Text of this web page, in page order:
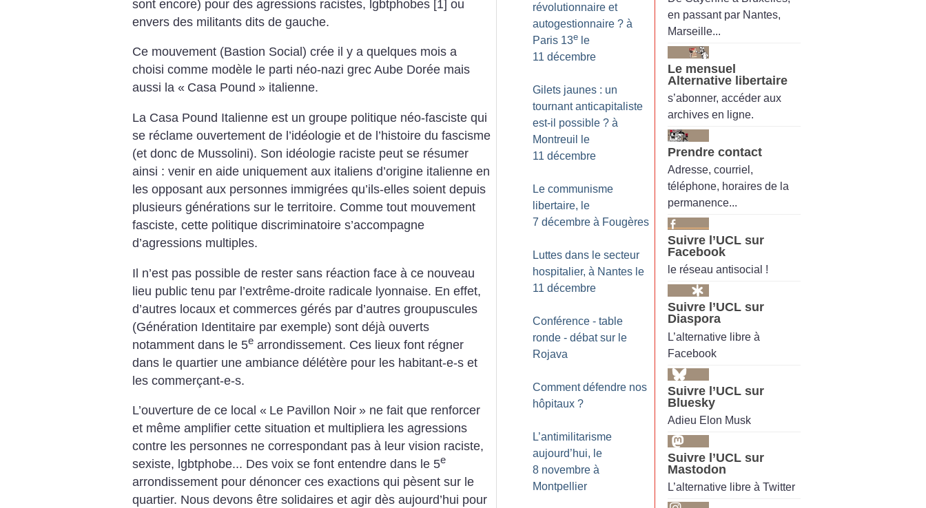
sont encore) pour des agressions racistes, lgbtphobes [1] ou
envers des militants dits de gauche.
Ce mouvement (Bastion Social) crée il y a quelques mois a
choisi comme modèle le parti néo-nazi grec Aube Dorée mais
aussi la « Casa Pound » italienne.
La Casa Pound Italienne est un groupe politique néo-fasciste qui
se réclame ouvertement de l’idéologie et de l’histoire du fascisme
(et donc de Mussolini). Son idéologie raciste peut se résumer
ainsi : venir en aide uniquement aux italiens d’origine italienne en
les opposant aux personnes immigrées qu’ils-elles soient depuis
plusieurs générations sur le territoire. Comme tout mouvement
fasciste, cette politique discriminatoire s’accompagne
d’agressions multiples.
Il n’est pas possible de rester sans réaction face à ce nouveau
lieu public tenu par l’extrême-droite radicale lyonnaise. En effet,
d’autres locaux et commerces gérés par d’autres groupuscules
(Génération Identitaire par exemple) sont déjà ouverts
notamment dans le 5e arrondissement. Ces lieux font régner
dans le quartier une ambiance délétère pour les habitant-e-s et
les commerçant-e-s.
L’ouverture de ce local « Le Pavillon Noir » ne fait que renforcer
et même amplifier cette situation et multipliera les agressions
contre les personnes ne correspondant pas à leur vision raciste,
sexiste, lgbtphobe... Des voix se font entendre dans le 5e
arrondissement pour dénoncer ces exactions qui pèsent sur le
quartier. Nous devons être solidaires et agir dès aujourd’hui pour
révolutionnaire et
autogestionnaire ? à
Paris 13e le
11 décembre
Gilets jaunes : un
tournant anticapitaliste
est-il possible ? à
Montreuil le
11 décembre
Le communisme
libertaire, le
7 décembre à Fougères
Luttes dans le secteur
hospitalier, à Nantes le
11 décembre
Conférence - table
ronde - débat sur le
Rojava
Comment défendre nos
hôpitaux ?
L’antimilitarisme
aujourd’hui, le
8 novembre à
Montpellier
en passant par Nantes,
Marseille...
Le mensuel
Alternative libertaire
s’abonner, accéder aux
archives en ligne.
Prendre contact
Adresse, courriel,
téléphone, horaires de la
permanence...
Suivre l’UCL sur
Facebook
le réseau antisocial !
Suivre l’UCL sur
Diaspora
L’alternative libre à
Facebook
Suivre l’UCL sur
Bluesky
Adieu Elon Musk
Suivre l’UCL sur
Mastodon
L’alternative libre à Twitter